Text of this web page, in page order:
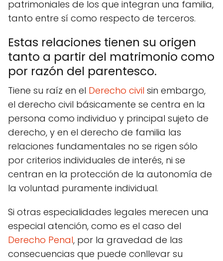
patrimoniales de los que integran una familia,
tanto entre sí como respecto de terceros.
Estas relaciones tienen su origen
tanto a partir del matrimonio como
por razón del parentesco.
Tiene su raíz en el Derecho civil sin embargo,
el derecho civil básicamente se centra en la
persona como individuo y principal sujeto de
derecho, y en el derecho de familia las
relaciones fundamentales no se rigen sólo
por criterios individuales de interés, ni se
centran en la protección de la autonomía de
la voluntad puramente individual.
Si otras especialidades legales merecen una
especial atención, como es el caso del
Derecho Penal, por la gravedad de las
consecuencias que puede conllevar su